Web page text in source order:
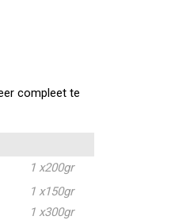
compleet te
1 x200gr
1 x150gr
1 x300gr